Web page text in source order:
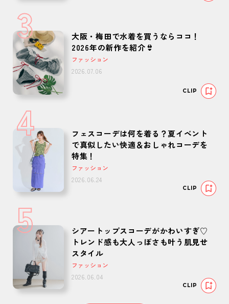
3
大阪・梅田で水着を買うならココ！
2026年の新作を紹介👙
ファッション
2026.07.06
CLIP
4
フェスコーデは何を着る？夏イベント
で真似したい快適＆おしゃれコーデを
特集！
ファッション
2026.06.24
CLIP
5
シアートップスコーデがかわいすぎ♡
トレンド感も大人っぽさも叶う肌見せ
スタイル
ファッション
2026.06.04
CLIP